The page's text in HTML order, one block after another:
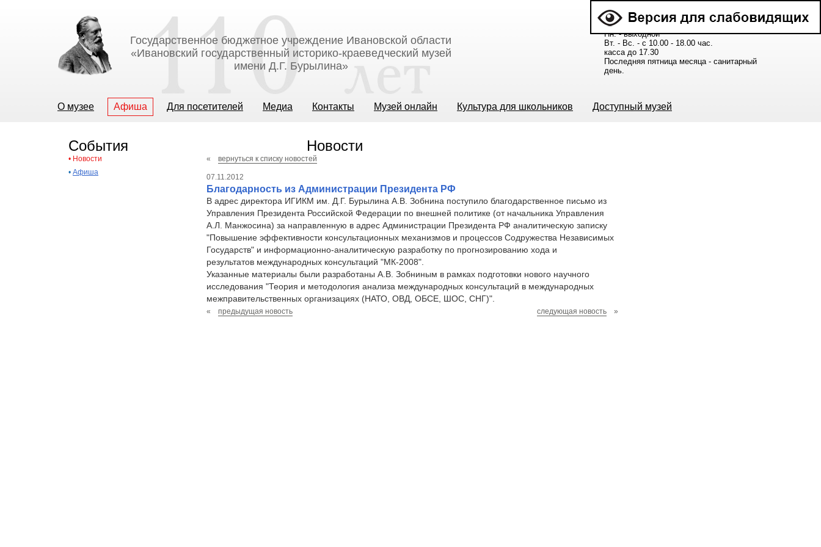
Государственное бюджетное учреждение Ивановской области
«Ивановский государственный историко-краеведческий музей
имени Д.Г. Бурылина»
Расписание работы музея:
Пн. - выходной
Вт. - Вс. - с 10.00 - 18.00 час.
касса до 17.30
Последняя пятница месяца - санитарный
день.
О музее Афиша Для посетителей Медиа Контакты Музей онлайн Культура для школьников Доступный музей
События
• Новости
• Афиша
Новости
« вернуться к списку новостей
07.11.2012
Благодарность из Администрации Президента РФ
В адрес директора ИГИКМ им. Д.Г. Бурылина А.В. Зобнина поступило благодарственное письмо из
Управления Президента Российской Федерации по внешней политике (от начальника Управления
А.Л. Манжосина) за направленную в адрес Администрации Президента РФ аналитическую записку
"Повышение эффективности консультационных механизмов и процессов Содружества Независимых
Государств" и информационно-аналитическую разработку по прогнозированию хода и
результатов международных консультаций "МК-2008".
Указанные материалы были разработаны А.В. Зобниным в рамках подготовки нового научного
исследования "Теория и методология анализа международных консультаций в международных
межправительственных организациях (НАТО, ОВД, ОБСЕ, ШОС, СНГ)".
« предыдущая новость следующая новость »